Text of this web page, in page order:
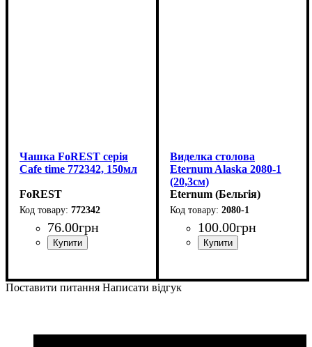
Чашка FoREST серія
Cafe time 772342, 150мл
FoREST
772342
76.00грн
Виделка столова
Eternum Alaska 2080-1
(20,3см)
Eternum (Бельгія)
2080-1
100.00грн
Поставити питання Написати відгук